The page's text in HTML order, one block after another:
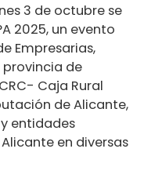
3 de octubre se
2025, un evento
Empresarias,
provincia de
Caja Rural
de Alicante,
entidades
en diversas